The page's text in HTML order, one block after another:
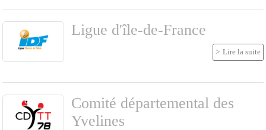
Ligue d'île-de-France
Lire la suite
Comité départemental des
Yvelines